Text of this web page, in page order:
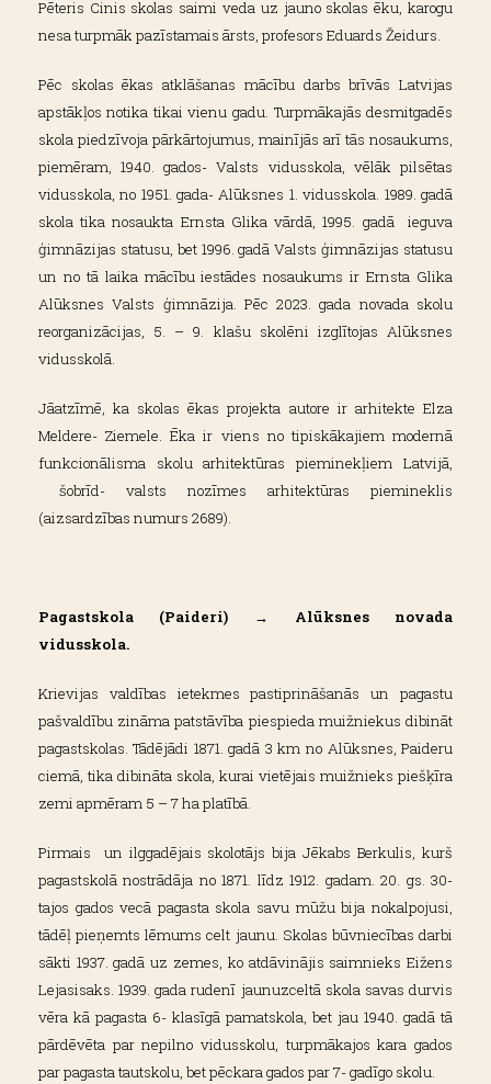
Pēteris Cinis skolas saimi veda uz jauno skolas ēku, karogu
nesa turpmāk pazīstamais ārsts, profesors Eduards Žeidurs.
Pēc skolas ēkas atklāšanas mācību darbs brīvās Latvijas
apstākļos notika tikai vienu gadu. Turpmākajās desmitgadēs
skola piedzīvoja pārkārtojumus, mainījās arī tās nosaukums,
piemēram, 1940. gados- Valsts vidusskola, vēlāk pilsētas
vidusskola, no 1951. gada- Alūksnes 1. vidusskola. 1989. gadā
skola tika nosaukta Ernsta Glika vārdā, 1995. gadā ieguva
ģimnāzijas statusu, bet 1996. gadā Valsts ģimnāzijas statusu
un no tā laika mācību iestādes nosaukums ir Ernsta Glika
Alūksnes Valsts ģimnāzija. Pēc 2023. gada novada skolu
reorganizācijas, 5. – 9. klašu skolēni izglītojas Alūksnes
vidusskolā.
Jāatzīmē, ka skolas ēkas projekta autore ir arhitekte Elza
Meldere- Ziemele. Ēka ir viens no tipiskākajiem modernā
funkcionālisma skolu arhitektūras pieminekļiem Latvijā,
šobrīd- valsts nozīmes arhitektūras piemineklis
(aizsardzības numurs 2689).
Pagastskola (Paideri) → Alūksnes novada
vidusskola.
Krievijas valdības ietekmes pastiprināšanās un pagastu
pašvaldību zināma patstāvība piespieda muižniekus dibināt
pagastskolas. Tādējādi 1871. gadā 3 km no Alūksnes, Paideru
ciemā, tika dibināta skola, kurai vietējais muižnieks piešķīra
zemi apmēram 5 – 7 ha platībā.
Pirmais un ilggadējais skolotājs bija Jēkabs Berkulis, kurš
pagastskolā nostrādāja no 1871. līdz 1912. gadam. 20. gs. 30-
tajos gados vecā pagasta skola savu mūžu bija nokalpojusi,
tādēļ pieņemts lēmums celt jaunu. Skolas būvniecības darbi
sākti 1937. gadā uz zemes, ko atdāvinājis saimnieks Eižens
Lejasisaks. 1939. gada rudenī jaunuzceltā skola savas durvis
vēra kā pagasta 6- klasīgā pamatskola, bet jau 1940. gadā tā
pārdēvēta par nepilno vidusskolu, turpmākajos kara gados
par pagasta tautskolu, bet pēckara gados par 7- gadīgo skolu.